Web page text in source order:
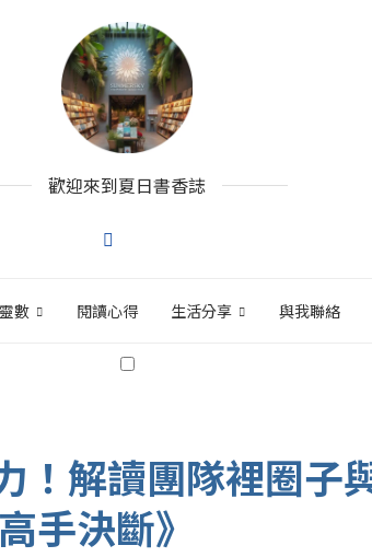
歡迎來到夏日書香誌
數 閱讀心得 生活分享 與我聯絡
！解讀團隊裡圈子
決斷》